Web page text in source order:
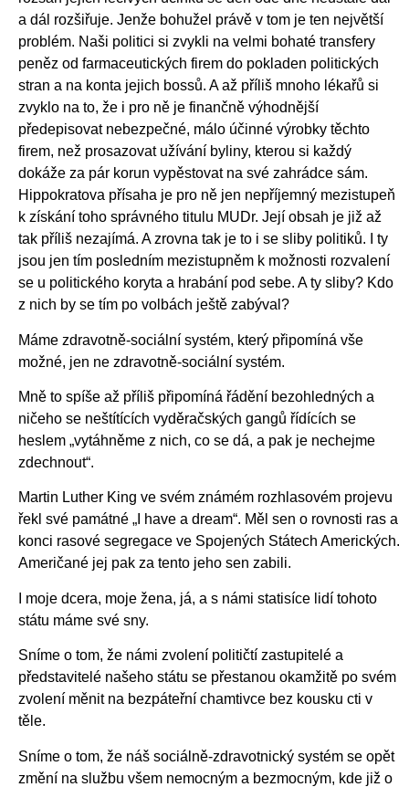
a dál rozšiřuje. Jenže bohužel právě v tom je ten největší
problém. Naši politici si zvykli na velmi bohaté transfery
peněz od farmaceutických firem do pokladen politických
stran a na konta jejich bossů. A až příliš mnoho lékařů si
zvyklo na to, že i pro ně je finančně výhodnější
předepisovat nebezpečné, málo účinné výrobky těchto
firem, než prosazovat užívání byliny, kterou si každý
dokáže za pár korun vypěstovat na své zahrádce sám.
Hippokratova přísaha je pro ně jen nepříjemný mezistupeň
k získání toho správného titulu MUDr. Její obsah je již až
tak příliš nezajímá. A zrovna tak je to i se sliby politiků. I ty
jsou jen tím posledním mezistupněm k možnosti rozvalení
se u politického koryta a hrabání pod sebe. A ty sliby? Kdo
z nich by se tím po volbách ještě zabýval?
Máme zdravotně-sociální systém, který připomíná vše
možné, jen ne zdravotně-sociální systém.
Mně to spíše až příliš připomíná řádění bezohledných a
ničeho se neštítících vyděračských gangů řídících se
heslem „vytáhněme z nich, co se dá, a pak je nechejme
zdechnout“.
Martin Luther King ve svém známém rozhlasovém projevu
řekl své památné „I have a dream“. Měl sen o rovnosti ras a
konci rasové segregace ve Spojených Státech Amerických.
Američané jej pak za tento jeho sen zabili.
I moje dcera, moje žena, já, a s námi statisíce lidí tohoto
státu máme své sny.
Sníme o tom, že námi zvolení političtí zastupitelé a
představitelé našeho státu se přestanou okamžitě po svém
zvolení měnit na bezpáteřní chamtivce bez kousku cti v
těle.
Sníme o tom, že náš sociálně-zdravotnický systém se opět
změní na službu všem nemocným a bezmocným, kde již o